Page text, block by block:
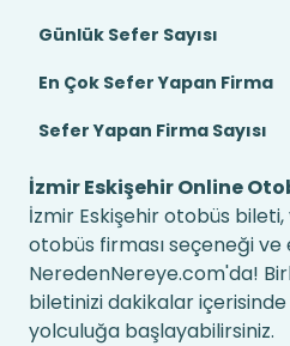
Günlük Sefer Sayısı
En Çok Sefer Yapan Firma
Sefer Yapan Firma Sayısı
İzmir Eskişehir Online
İzmir Eskişehir otobüs
otobüs firması seçeneği
NeredenNereye.com'da!
biletinizi dakikalar
yolculuğa başlayabilirsiniz.